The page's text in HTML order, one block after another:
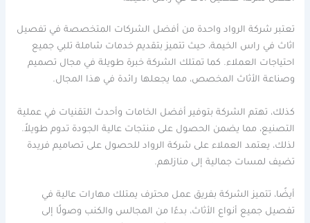
تعتبر شركة الرواد واحدة من أفضل الشركات المتخصصة في تفصيل
اثاث في راس الخيمة، حيث تتميز بتقديم خدمات شاملة تلبي جميع
احتياجات العملاء. كما تمتلك الشركة خبرة طويلة في مجال تصميم
وصناعة الأثاث المخصص، مما يجعلها رائدة في هذا المجال.
كذلك، تهتم الشركة بتوفير أفضل الخامات وأحدث التقنيات في عملية
التصنيع، مما يضمن الحصول على منتجات عالية الجودة تدوم طويلاً.
لذلك، يعتمد العملاء على شركة الرواد للحصول على تصاميم فريدة
تضيف لمسات جمالية إلى منازلهم.
أيضًا، تتميز الشركة بفريق عمل محترف يمتلك مهارات عالية في
تفصيل جميع أنواع الأثاث، بدءًا من المجالس والكنب وصولًا إلى